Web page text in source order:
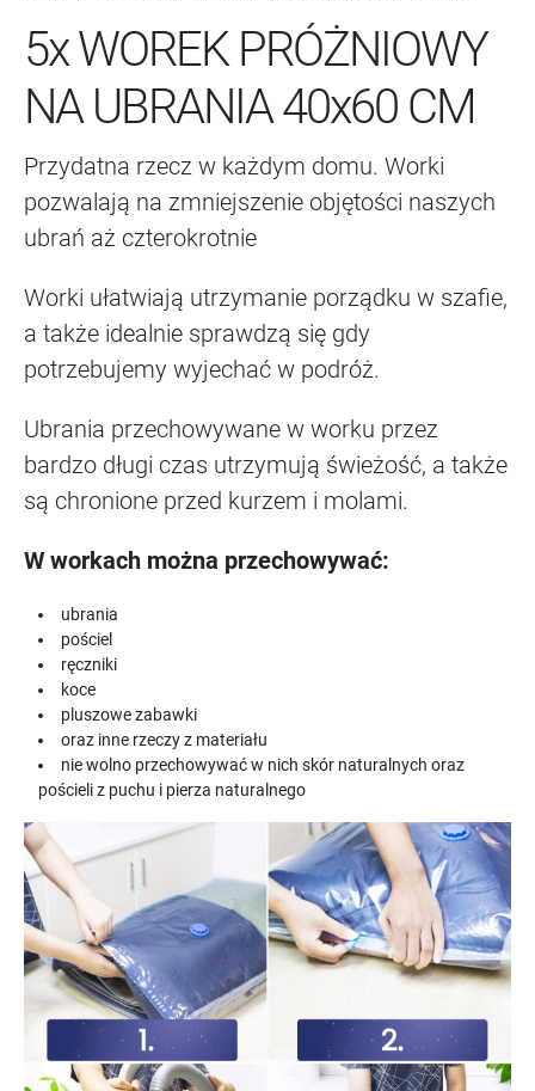
5x WOREK PRÓŻNIOWY
NA UBRANIA 40x60 CM
Przydatna rzecz w każdym domu. Worki
pozwalają na zmniejszenie objętości naszych
ubrań aż czterokrotnie
Worki ułatwiają utrzymanie porządku w szafie,
a także idealnie sprawdzą się gdy
potrzebujemy wyjechać w podróż.
Ubrania przechowywane w worku przez
bardzo długi czas utrzymują świeżość, a także
są chronione przed kurzem i molami.
W workach można przechowywać:
ubrania
pościel
ręczniki
koce
pluszowe zabawki
oraz inne rzeczy z materiału
nie wolno przechowywać w nich skór naturalnych oraz
pościeli z puchu i pierza naturalnego